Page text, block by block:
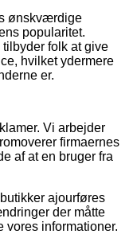
ønskværdige
popularitet.
folk at give
hvilket ydermere
er.
Vi arbejder
firmaernes
af at en bruger fra
ajourføres
der måtte
informationer.